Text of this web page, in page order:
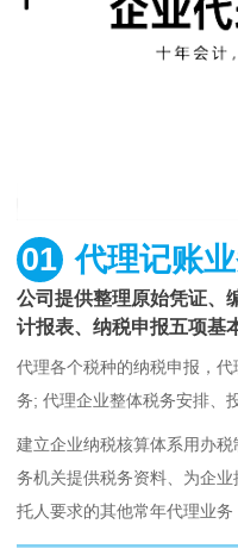
01 代理记账
公司提供整理原始凭证、
计报表、纳税申报五项基
代理各个税种的纳税申报，
务; 代理企业整体税务安排、
建立企业纳税核算体系用办
务机关提供税务资料、为企
托人要求的其他常年代理业务